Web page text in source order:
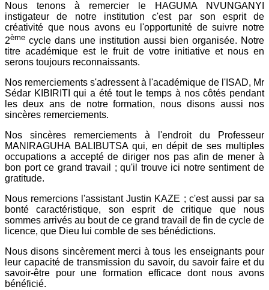
Nous tenons à remercier le HAGUMA NVUNGANYI
instigateur de notre institution c'est par son esprit de
créativité que nous avons eu l'opportunité de suivre notre
2ème cycle dans une institution aussi bien organisée. Notre
titre académique est le fruit de votre initiative et nous en
serons toujours reconnaissants.
Nos remerciements s'adressent à l'académique de l'ISAD, Mr
Sédar KIBIRITI qui a été tout le temps à nos côtés pendant
les deux ans de notre formation, nous disons aussi nos
sincères remerciements.
Nos sincères remerciements à l'endroit du Professeur
MANIRAGUHA BALIBUTSA qui, en dépit de ses multiples
occupations a accepté de diriger nos pas afin de mener à
bon port ce grand travail ; qu'il trouve ici notre sentiment de
gratitude.
Nous remercions l'assistant Justin KAZE ; c'est aussi par sa
bonté caractéristique, son esprit de critique que nous
sommes arrivés au bout de ce grand travail de fin de cycle de
licence, que Dieu lui comble de ses bénédictions.
Nous disons sincèrement merci à tous les enseignants pour
leur capacité de transmission du savoir, du savoir faire et du
savoir-être pour une formation efficace dont nous avons
bénéficié.